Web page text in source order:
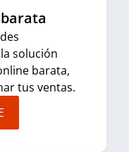
solución
barata,
tus ventas.